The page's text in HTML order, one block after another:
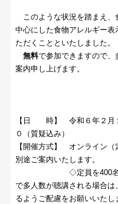
このような状況を踏まえ、
中心にした食物アレルギー
ただくことといたしました。
無料で参加できますので
案内申し上げます。
【日 時】 令和６年２月
０（質疑込み）
【開催方式】 オンライン（
別途ご案内いたします。
◇定員を400名とさせ
で多人数が聴講される場合
るようご配慮をお願いいたし